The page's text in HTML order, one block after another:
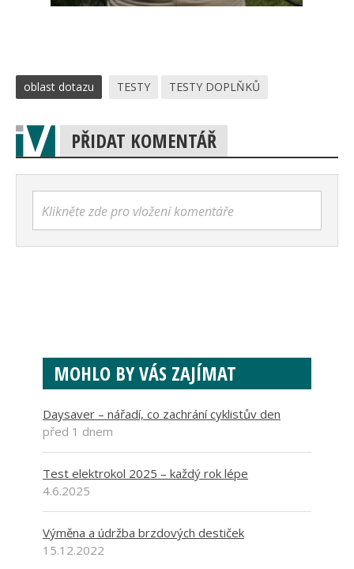
oblast dotazu TESTY TESTY DOPLŇKŮ
PŘIDAT KOMENTÁŘ
Klikněte zde pro vložení komentáře
MOHLO BY VÁS ZAJÍMAT
Daysaver – nářadí, co zachrání cyklistův den
před 1 dnem
Test elektrokol 2025 – každý rok lépe
4.6.2025
Výměna a údržba brzdových destiček
15.12.2022